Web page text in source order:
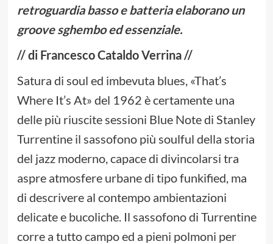
retroguardia basso e batteria elaborano un
groove sghembo ed essenziale.
// di Francesco Cataldo Verrina //
Satura di soul ed imbevuta blues, «That’s
Where It’s At» del 1962 è certamente una
delle più riuscite sessioni Blue Note di Stanley
Turrentine il sassofono più soulful della storia
del jazz moderno, capace di divincolarsi tra
aspre atmosfere urbane di tipo funkified, ma
di descrivere al contempo ambientazioni
delicate e bucoliche. Il sassofono di Turrentine
corre a tutto campo ed a pieni polmoni per